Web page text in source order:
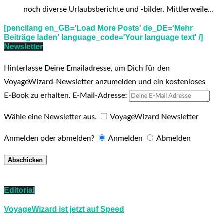
noch diverse Urlaubsberichte und -bilder. Mittlerweile…
[pencilang en_GB='Load More Posts' de_DE='Mehr
Beiträge laden' language_code='Your language text' /]
Newsletter
Hinterlasse Deine Emailadresse, um Dich für den
VoyageWizard-Newsletter anzumelden und ein kostenloses
E-Book zu erhalten. E-Mail-Adresse:
Wähle eine Newsletter aus. VoyageWizard Newsletter
Anmelden oder abmelden? Anmelden Abmelden
Editorial
VoyageWizard ist jetzt auf Speed